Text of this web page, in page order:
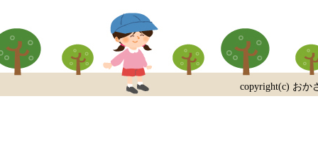
copyright(c) おか